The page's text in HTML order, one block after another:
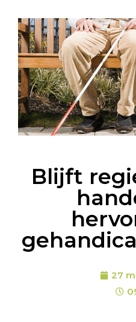
Blijft
27